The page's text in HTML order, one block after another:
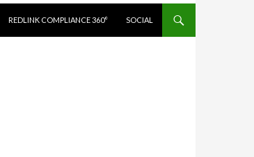
REDLINK COMPLIANCE 360° SOCIAL